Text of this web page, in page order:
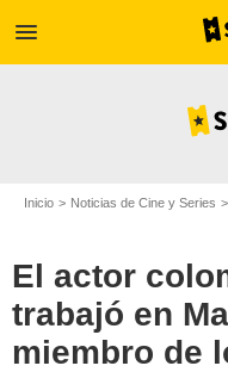
menu
Inicio Noticias de Cine y Series
El actor
trabajó en
miembro de
Sony